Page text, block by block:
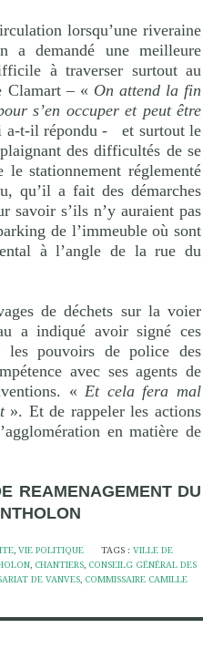
lorsqu’une riveraine
demandé une meilleure
à traverser surtout au
Clamart – « On attend la fin
s’en occuper et peut être
a-t-il répondu -
et surtout le
des difficultés de se
stationnement réglementé
qu’il a fait des démarches
savoir s’ils n’y auraient pas
de l’immeuble où sont
à l’angle de la rue du
de déchets sur la voier
a indiqué avoir signé ces
les pouvoirs de police des
avec ses agents de
« Et cela fera mal
». Et de rappeler les actions
en matière de
REAMENAGEMENT DU
, VIE POLITIQUE TAGS :VILLE DE
, CHANTIERS, CONSEILG GÉNÉRAL DES
DE VANVES, COMMISSAIRE CAMILLE